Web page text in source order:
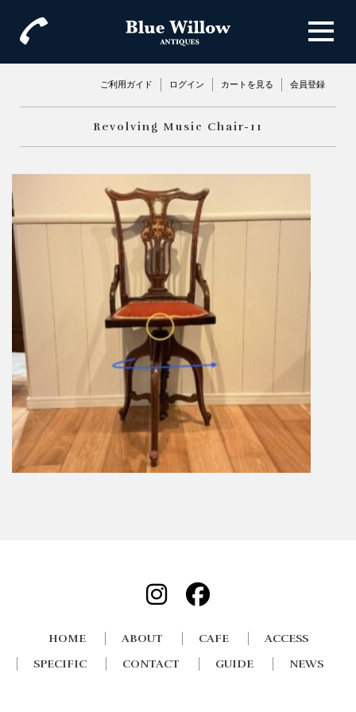
ご利用ガイド ログイン カートを見る 会員登録
Revolving Music Chair-11
HOME ABOUT CAFE
ACCESS
SPECIFIC
CONTACT GUIDE NEWS